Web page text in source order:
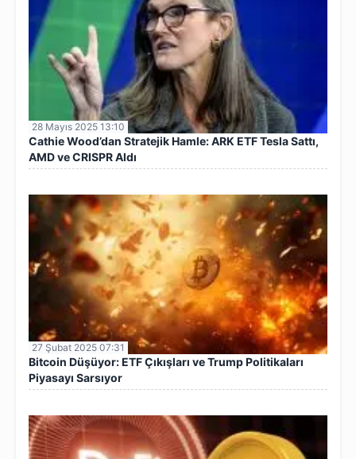
28 Mayıs 2025 13:10
Cathie Wood’dan Stratejik Hamle: ARK ETF Tesla Sattı,
AMD ve CRISPR Aldı
27 Şubat 2025 07:31
Bitcoin Düşüyor: ETF Çıkışları ve Trump Politikaları
Piyasayı Sarsıyor